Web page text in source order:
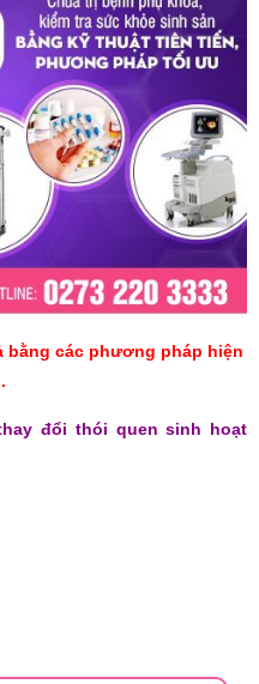
bằng các phương pháp hiện
đổi thói quen sinh hoạt